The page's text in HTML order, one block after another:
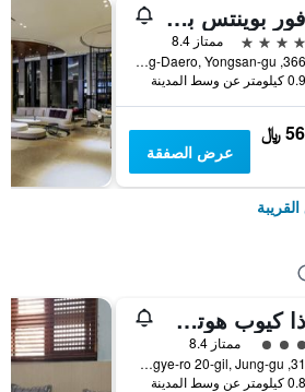
فور بوينتس باي شيراتون جوسون، سول ستيشن
4 نجوم
ممتاز 8.4
366, Hangang-Daero, Yongsan-gu, سيول, كوريا الجنوبية
0.9 كيلومتر عن وسط المدينة
﷼
عرض الصفقة
ذا كيوب هوتل - دار ضيافة
تقييم فئة 3ممتاز 8.4
31, Toegye-ro 20-gil, Jung-gu, سيول, كوريا الجنوبية
0.8 كيلومتر عن وسط المدينة